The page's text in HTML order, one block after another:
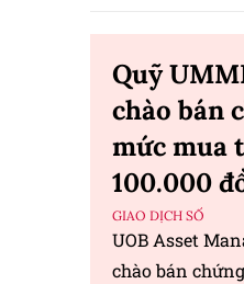
Quỹ
chào bán
mức mua
100.000
GIAO DỊCH SỐ
UOB Asset
chào bán